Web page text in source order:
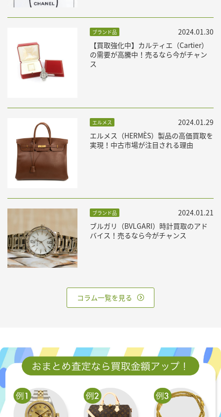
ブランド品
【買取強化中】カルティエ（Cartier）
の需要が高騰中！売るなら今がチャン
ス
2024.01.30
エルメス
エルメス（HERMÈS）製品の高価買取を
実現！中古市場が注目される理由
2024.01.29
ブランド品
ブルガリ（BVLGARI）時計買取のアド
バイス！売るなら今がチャンス
2024.01.21
コラム一覧を見る